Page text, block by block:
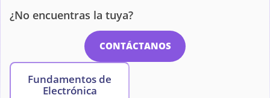
¿No encuentras la tuya?
CONTÁCTANOS
Fundamentos de
Electrónica